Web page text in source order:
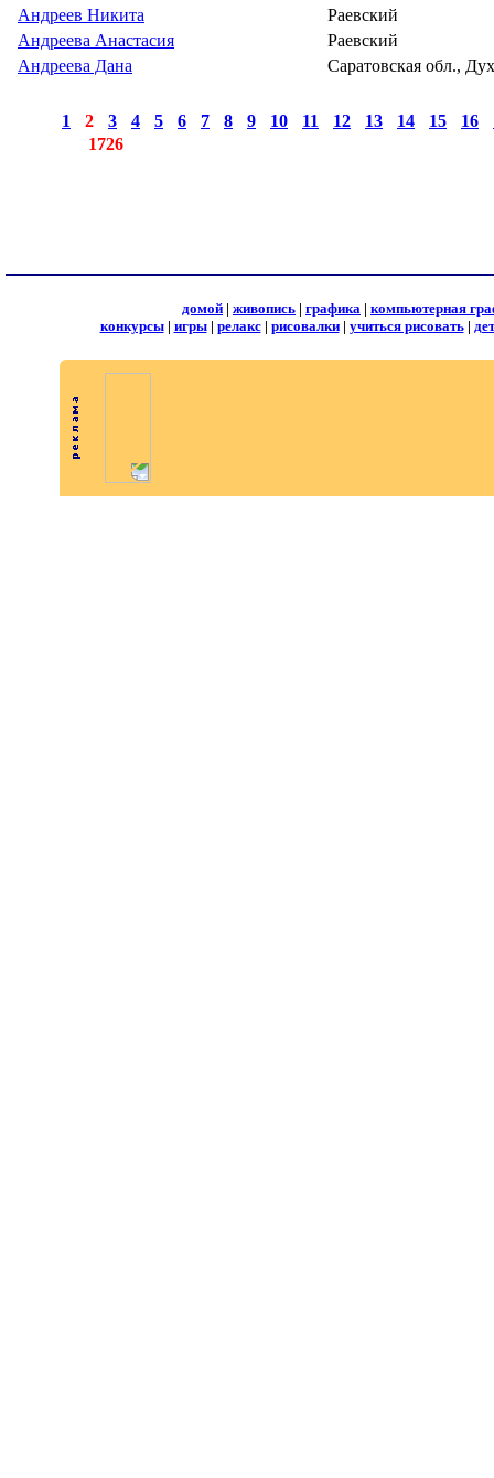
Андреев Никита
Раевский
Андреева Анастасия
Раевский
Андреева Дана
Саратовская обл.,
1 2 3 4 5 6 7 8 9 10 11 12 13 14 15 16
1726
домой | живопись | графика | компьютерная
конкурсы| игры| релакс| рисовалки| учиться рисовать|